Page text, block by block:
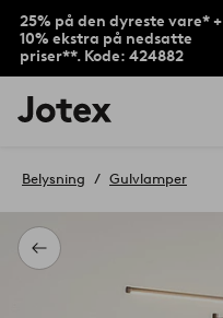
25% på den dyreste vare* +
10% ekstra på nedsatte
priser**. Kode: 424882
Jotex
logo
til
Tilbage
Belysning Gulvlamper